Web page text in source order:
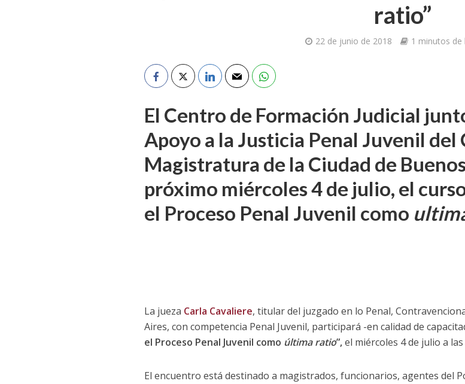
ratio”
22 de junio de 2018 1 minutos de
El Centro de Formación Judicial
Apoyo a la Justicia Penal Juvenil del
Magistratura de la Ciudad de
próximo miércoles 4 de julio, el
el Proceso Penal Juvenil como
La jueza Carla Cavaliere, titular del juzgado en lo Penal,
Aires, con competencia Penal Juvenil, participará -en calidad de
el Proceso Penal Juvenil como última ratio”,el miércoles 4 de julio a las
El encuentro está destinado a magistrados, funcionarios, agentes del